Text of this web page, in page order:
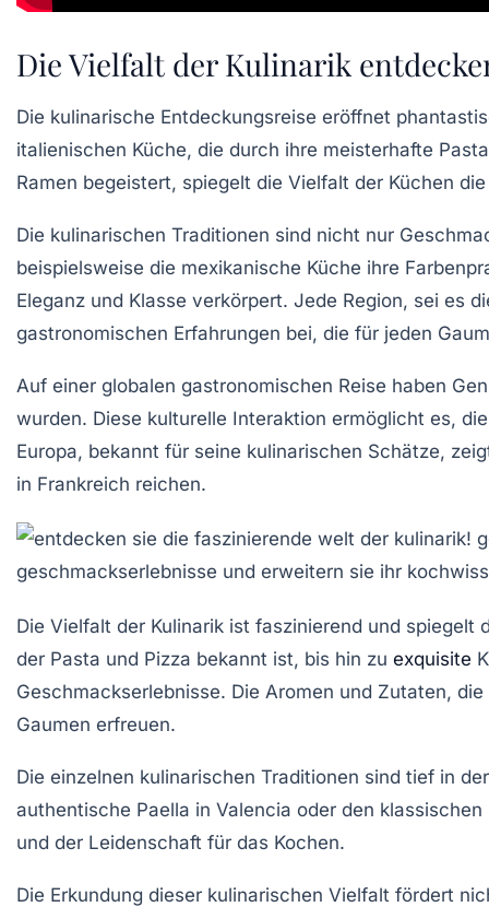
Die Vielfalt der Kulinarik
Die kulinarische Entdeckungsreise eröffnet
italienischen Küche, die durch ihre meisterhafte
Ramen begeistert, spiegelt die Vielfalt der Küchen
Die kulinarischen Traditionen sind nicht nur
beispielsweise die mexikanische Küche ihre
Eleganz und Klasse verkörpert. Jede Region, sei es
gastronomischen Erfahrungen bei, die für jeden
Auf einer globalen gastronomischen Reise haben
wurden. Diese kulturelle Interaktion ermöglicht es,
Europa, bekannt für seine kulinarischen Schätze,
in Frankreich reichen.
Die Vielfalt der Kulinarik ist faszinierend und spiegelt
der Pasta und Pizza bekannt ist, bis hin zu exquisite
Geschmackserlebnisse. Die Aromen und Zutaten,
Gaumen erfreuen.
Die einzelnen kulinarischen Traditionen sind tief in
authentische Paella in Valencia oder den
und der Leidenschaft für das Kochen.
Die Erkundung dieser kulinarischen Vielfalt fördert